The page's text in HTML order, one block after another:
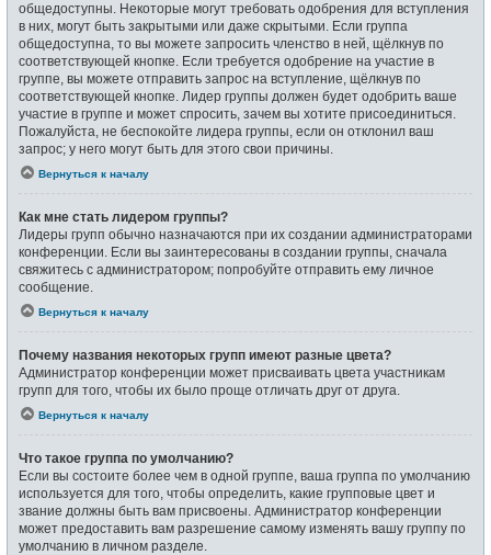
общедоступны. Некоторые могут требовать одобрения для вступления
в них, могут быть закрытыми или даже скрытыми. Если группа
общедоступна, то вы можете запросить членство в ней, щёлкнув по
соответствующей кнопке. Если требуется одобрение на участие в
группе, вы можете отправить запрос на вступление, щёлкнув по
соответствующей кнопке. Лидер группы должен будет одобрить ваше
участие в группе и может спросить, зачем вы хотите присоединиться.
Пожалуйста, не беспокойте лидера группы, если он отклонил ваш
запрос; у него могут быть для этого свои причины.
Вернуться к началу
Как мне стать лидером группы?
Лидеры групп обычно назначаются при их создании администраторами
конференции. Если вы заинтересованы в создании группы, сначала
свяжитесь с администратором; попробуйте отправить ему личное
сообщение.
Вернуться к началу
Почему названия некоторых групп имеют разные цвета?
Администратор конференции может присваивать цвета участникам
групп для того, чтобы их было проще отличать друг от друга.
Вернуться к началу
Что такое группа по умолчанию?
Если вы состоите более чем в одной группе, ваша группа по умолчанию
используется для того, чтобы определить, какие групповые цвет и
звание должны быть вам присвоены. Администратор конференции
может предоставить вам разрешение самому изменять вашу группу по
умолчанию в личном разделе.